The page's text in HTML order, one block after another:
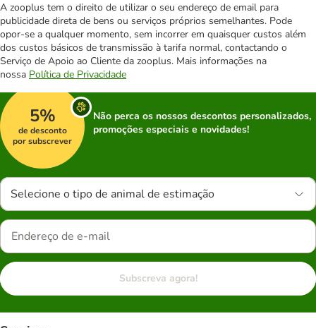
A zooplus tem o direito de utilizar o seu endereço de email para
publicidade direta de bens ou serviços próprios semelhantes. Pode
opor-se a qualquer momento, sem incorrer em quaisquer custos além
dos custos básicos de transmissão à tarifa normal, contactando o
Serviço de Apoio ao Cliente da zooplus. Mais informações na
nossa Política de Privacidade
5%
de desconto
por subscrever
Não perca os nossos descontos personalizados,
promoções especiais e novidades!
Selecione o tipo de animal de estimação
Subscreva agora!